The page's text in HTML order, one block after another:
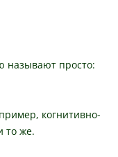
называют просто:
когнитивно-
то же.